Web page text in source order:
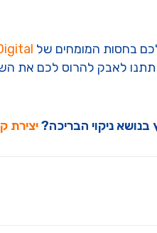
בחסות המומחים של
לאבק להרוס לכם את
בנושא ניקוי הבריכה?יצירת